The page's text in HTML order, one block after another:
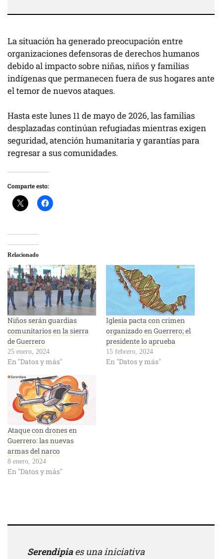
La situación ha generado preocupación entre
organizaciones defensoras de derechos humanos
debido al impacto sobre niñas, niños y familias
indígenas que permanecen fuera de sus hogares ante
el temor de nuevos ataques.
Hasta este lunes 11 de mayo de 2026, las familias
desplazadas continúan refugiadas mientras exigen
seguridad, atención humanitaria y garantías para
regresar a sus comunidades.
Comparte esto:
Relacionado
Niños serán guardias
comunitarios en la sierra
de Guerrero
25 enero, 2024
En "Datos y más"
Iglesia pacta con crimen
organizado en Guerrero; el
presidente lo aprueba
15 febrero, 2024
En "Datos y más"
Ataque con drones en
Guerrero: las nuevas
armas del narco
8 enero, 2024
En "Datos y más"
Serendipiaes una iniciativa